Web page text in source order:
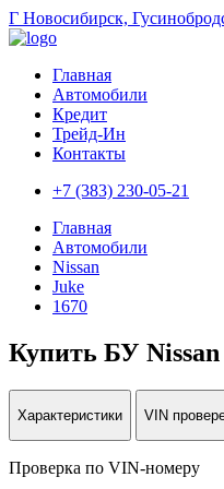
Г Новосибирск,
Главная
Автомобили
Кредит
Трейд-Ин
Контакты
+7 (383) 230-05-21
Главная
Автомобили
Nissan
Juke
1670
Купить БУ
Характеристики VIN
Проверка по VIN-номеру